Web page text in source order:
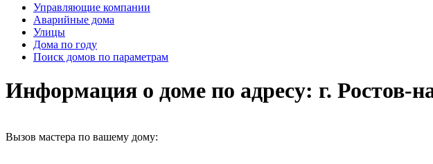
Управляющие компании
Аварийные дома
Улицы
Дома по году
Поиск домов по параметрам
Информация о доме по адресу: г. Ростов-
Вызов мастера по вашему дому: